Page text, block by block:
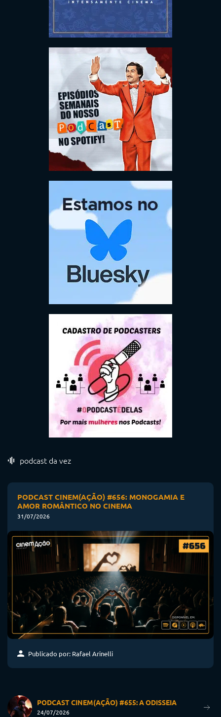
podcast da vez
PODCAST CINEM(AÇÃO) #656: MONOGAMIA E
AMOR ROMÂNTICO NO CINEMA
31/07/2026
Publicado por: Rafael Arinelli
PODCAST CINEM(AÇÃO) #655: A ODISSEIA
24/07/2026